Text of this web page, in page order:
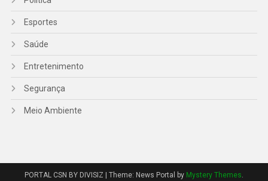
Esportes
Saúde
Entretenimento
Segurança
Meio Ambiente
PORTAL CSN BY DIVISIZ | Theme: News Portal by Mystery Themes